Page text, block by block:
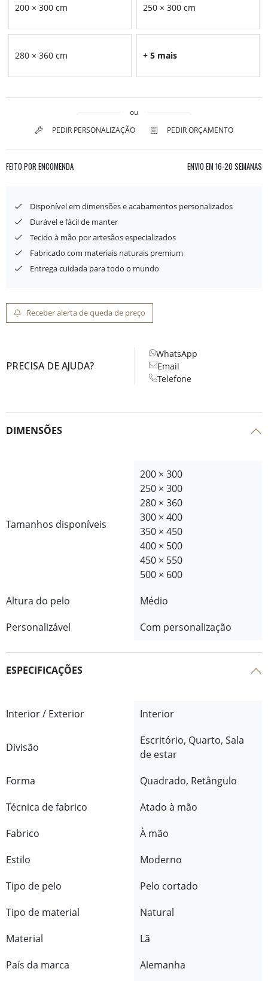
200 × 300 cm 250 × 300 cm
280 × 360 cm + 5 mais
ou
PEDIR PERSONALIZAÇÃO
PEDIR ORÇAMENTO
FEITO POR ENCOMENDA ENVIO EM 16-20 SEMANAS
Disponível em dimensões e acabamentos personalizados
Durável e fácil de manter
Tecido à mão por artesãos especializados
Fabricado com materiais naturais premium
Entrega cuidada para todo o mundo
Receber alerta de queda de preço
PRECISA DE AJUDA?
WhatsApp
Email
Telefone
DIMENSÕES
Tamanhos disponíveis
200 × 300
250 × 300
280 × 360
300 × 400
350 × 450
400 × 500
450 × 550
500 × 600
Altura do pelo
Médio
Personalizável
Com personalização
ESPECIFICAÇÕES
Interior / Exterior Interior
Divisão
Escritório, Quarto, Sala
de estar
Forma
Quadrado, Retângulo
Técnica de fabrico
Atado à mão
Fabrico
À mão
Estilo
Moderno
Tipo de pelo
Pelo cortado
Tipo de material
Natural
Material
Lã
País da marca
Alemanha